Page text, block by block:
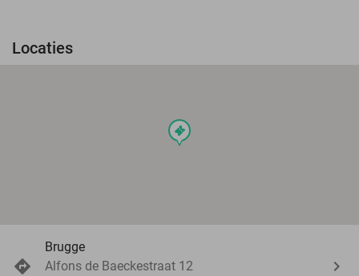
Locaties
events
Brugge
Alfons de Baeckestraat 12